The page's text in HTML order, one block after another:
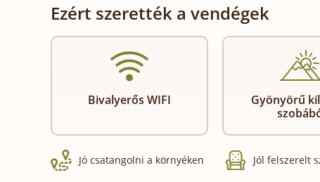
Ezért szerették a vendégek
Bivalyerős WIFI
Gyönyörű
Jó csatangolni a környéken Jól felszerelt